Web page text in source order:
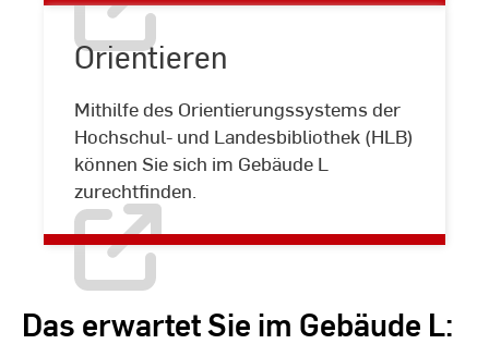
Orientieren
Mithilfe des Orientierungssystems der
Hochschul- und Landesbibliothek (HLB)
können Sie sich im Gebäude L
zurechtfinden.
Orientieren
Das erwartet Sie im Gebäude L: